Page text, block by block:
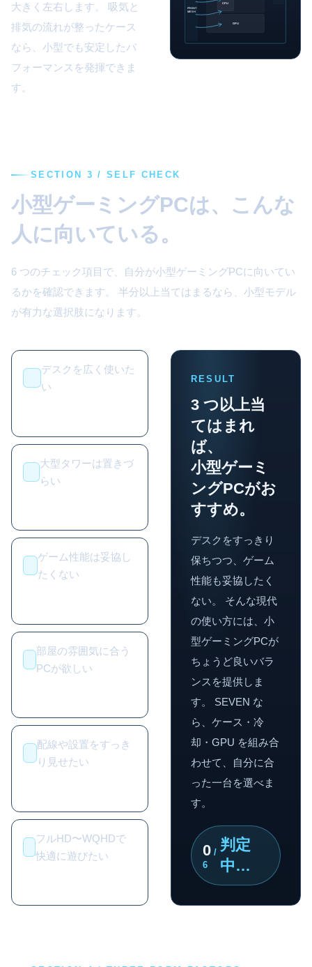
大きく左右します。 吸気と
排気の流れが整ったケース
なら、小型でも安定したパ
フォーマンスを発揮できま
す。
FRONT
MESH
GPU
CPU
SECTION 3 / SELF CHECK
小型ゲーミングPCは、こんな
人に向いている。
6 つのチェック項目で、自分が小型ゲーミングPCに向いてい
るかを確認できます。 半分以上当てはまるなら、小型モデル
が有力な選択肢になります。
デスクを広く使いた
い
大型タワーは置きづ
らい
ゲーム性能は妥協し
たくない
部屋の雰囲気に合う
PCが欲しい
配線や設置をすっき
り見せたい
フルHD〜WQHDで
快適に遊びたい
RESULT
3 つ以上当
てはまれ
ば、
小型ゲーミ
ングPCがお
すすめ。
デスクをすっきり
保ちつつ、ゲーム
性能も妥協したく
ない。 そんな現代
の使い方には、小
型ゲーミングPCが
ちょうど良いバラ
ンスを提供しま
す。 SEVEN な
ら、ケース・冷
却・GPU を組み合
わせて、自分に合
った一台を選べま
す。
0/
6
判定
中…